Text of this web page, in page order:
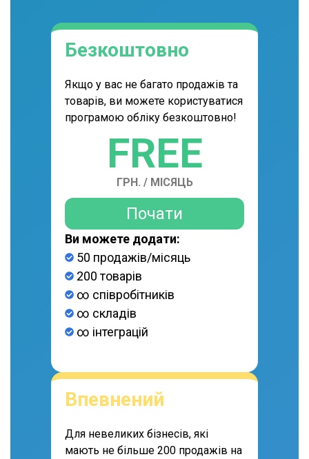
Безкоштовно
Якщо у вас не багато продажів та
товарів, ви можете користуватися
програмою обліку безкоштовно!
FREE
ГРН. / МІСЯЦЬ
Почати
Ви можете додати:
50 продажів/місяць
200 товарів
∞ співробітників
∞ складів
∞ інтеграцій
Впевнений
Для невеликих бізнесів, які
мають не більше 200 продажів на